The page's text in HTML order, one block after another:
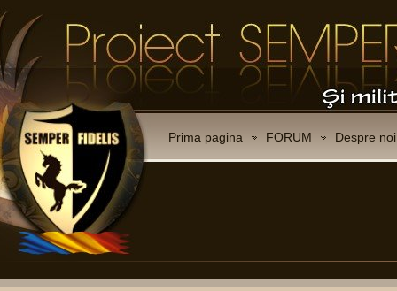
Prima pagina FORUM Despre noi